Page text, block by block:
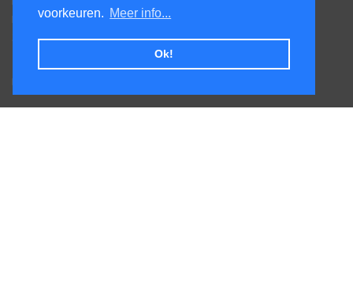
voorkeuren. Meer info...
Ok!
Honsdonkstraat 25A
3120 Tremelo